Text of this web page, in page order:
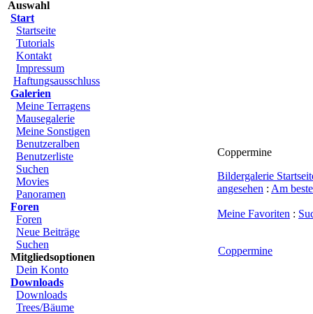
Auswahl
Start
Startseite
Tutorials
Kontakt
Impressum
Haftungsausschluss
Galerien
Meine Terragens
Mausegalerie
Meine Sonstigen
Benutzeralben
Benutzerliste
Suchen
Movies
Panoramen
Foren
Foren
Neue Beiträge
Suchen
Mitgliedsoptionen
Dein Konto
Downloads
Downloads
Trees/Bäume
Coppermine
Bildergalerie
angesehen : Am
Meine Favoriten :
Coppermine